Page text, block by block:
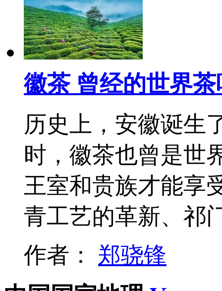
徽茶 曾经的世界
历史上，安徽诞生
时，徽茶也曾是世
王室和贵族才能享
青工艺的革新、
作者： 郑骁锋